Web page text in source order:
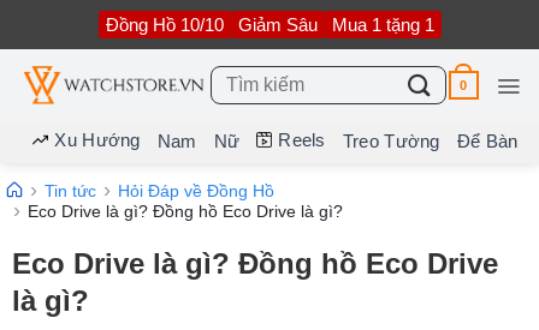
nội
dung
Đồng Hồ 10/10 Giảm Sâu Mua 1 tặng 1
Tìm
kiếm:
0
Xu Hướng Nam Nữ Reels Treo Tường Để Bàn
Tin tức
Hỏi Đáp về Đồng Hồ
Eco Drive là gì? Đồng hồ Eco Drive là gì?
Eco Drive là gì? Đồng hồ Eco Drive
là gì?